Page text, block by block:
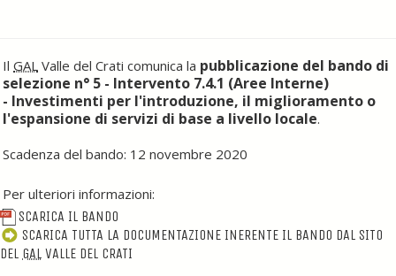
Il GAL Valle del Crati comunica la pubblicazione del bando di
selezione n° 5 - Intervento 7.4.1 (Aree Interne)
- Investimenti per l'introduzione, il miglioramento o
l'espansione di servizi di base a livello locale.
Scadenza del bando: 12 novembre 2020
Per ulteriori informazioni:
SCARICA IL BANDO
SCARICA TUTTA LA DOCUMENTAZIONE INERENTE IL BANDO DAL SITO
DEL GAL VALLE DEL CRATI